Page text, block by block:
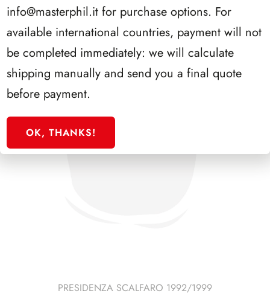
PRESIDENZA SCALFARO 1992/1999
info@masterphil.it for purchase options. For
available international countries, payment will not
be completed immediately: we will calculate
shipping manually and send you a final quote
before payment.
OK, THANKS!